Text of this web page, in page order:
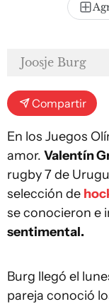
Joosje Burg
Compartir
En los Juegos
amor. Valentín
rugby 7 de
selección de
se conocieron e
sentimental.
Burg llegó el
pareja conoció